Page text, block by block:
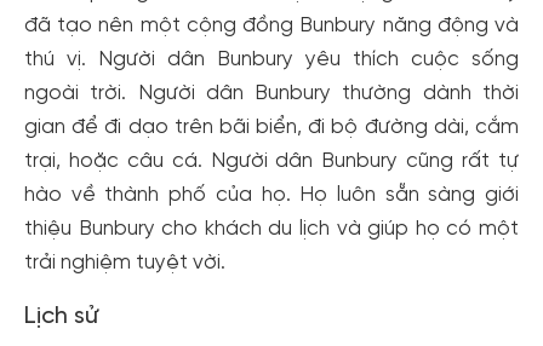
đã tạo nên một cộng đồng Bunbury năng động và
thú vị. Người dân Bunbury yêu thích cuộc sống
ngoài trời. Người dân Bunbury thường dành thời
gian để đi dạo trên bãi biển, đi bộ đường dài, cắm
trại, hoặc câu cá. Người dân Bunbury cũng rất tự
hào về thành phố của họ. Họ luôn sẵn sàng giới
thiệu Bunbury cho khách du lịch và giúp họ có một
trải nghiệm tuyệt vời.
Lịch sử